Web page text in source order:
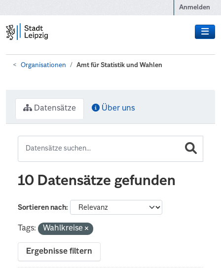
Anmelden
Organisationen Amt für Statistik und Wahlen
Datensätze Über uns
10 Datensätze gefunden
Sortieren nach
Tags: Wahlkreise
Ergebnisse filtern